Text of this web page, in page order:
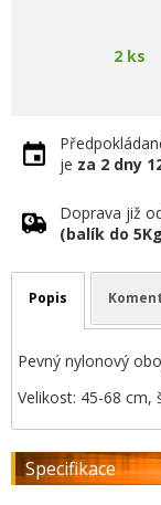
2 ks
je za 2 dny
Doprava již
(balík do
Popis
Pevný nylonový
Velikost: 45-68 cm,
Specifikace